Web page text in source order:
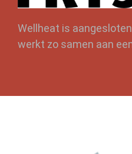
Wellheat is
werkt zo samen aan